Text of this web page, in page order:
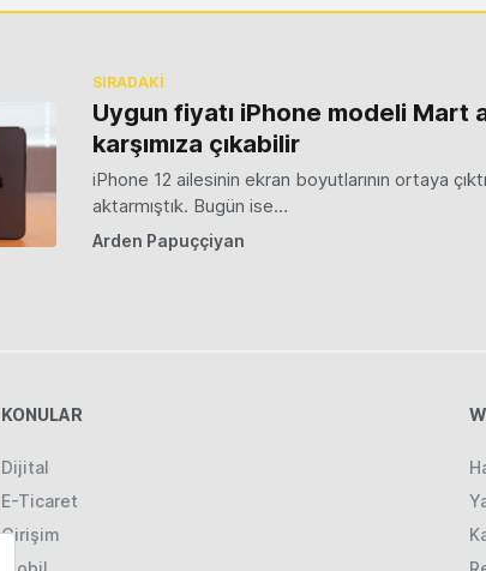
SIRADAKİ
Uygun fiyatı iPhone modeli Mart
karşımıza çıkabilir
iPhone 12 ailesinin ekran boyutlarının ortaya
aktarmıştık. Bugün ise…
Arden Papuççiyan
KONULAR
Dijital
E-Ticaret
Girişim